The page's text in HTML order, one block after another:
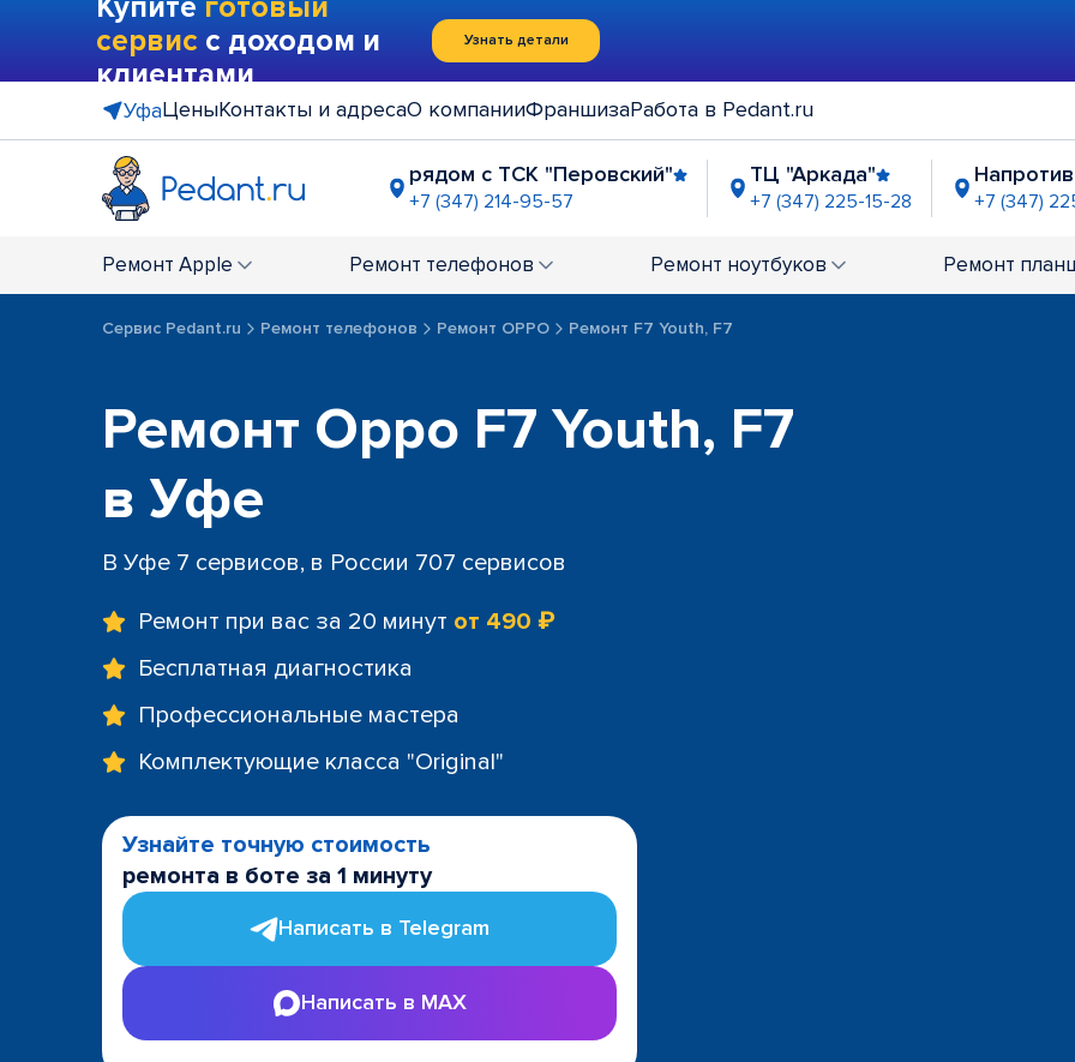
Купите готовый
сервис с доходом и
клиентами
Узнать детали
УфаЦеныКонтакты и адресаО компанииФраншизаРабота в Pedant.ru
рядом с ТСК "Перовский"
+7 (347) 214-95-57
ТЦ "Аркада"
+7 (347) 225-15-28 +7 (347)
+7 (347) 211-95-32 +7 (347) 225-03-32 +7 (347) 225-01-95
Ремонт Apple Ремонт телефонов Ремонт ноутбуков Ремонт
Сервис Pedant.ru Ремонт телефонов Ремонт OPPO Ремонт F7 Youth, F7
Ремонт Oppo F7 Youth, F7
в Уфе
В Уфе 7 сервисов, в России 707 сервисов
Ремонт при вас за 20 минут от 490 ₽
Бесплатная диагностика
Профессиональные мастера
Комплектующие класса "Original"
Узнайте точную стоимость
ремонта в боте за 1 минуту
Написать в Telegram
Написать в MAX